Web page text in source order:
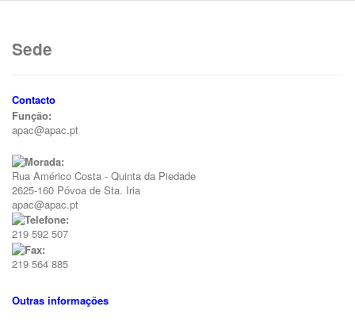
Sede
Contacto
Função:
apac@apac.pt
Rua Américo Costa - Quinta da Piedade
2625-160 Póvoa de Sta. Iria
apac@apac.pt
219 592 507
219 564 885
Outras informações